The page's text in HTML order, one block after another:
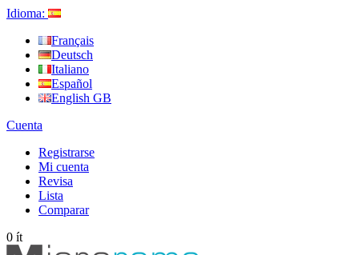
Idioma:
Français
Deutsch
Italiano
Español
English GB
Cuenta
Registrarse
Mi cuenta
Revisa
Lista
Comparar
0 ít